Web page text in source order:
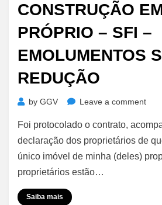
CONSTRUÇÃO
PRÓPRIO – SFI –
EMOLUMENTOS
REDUÇÃO
by GGV Leave a commenton
de
Em
Foi protocolado o contrato,
declaração dos proprietários de
único imóvel de minha (deles)
proprietários estão…
Saiba mais